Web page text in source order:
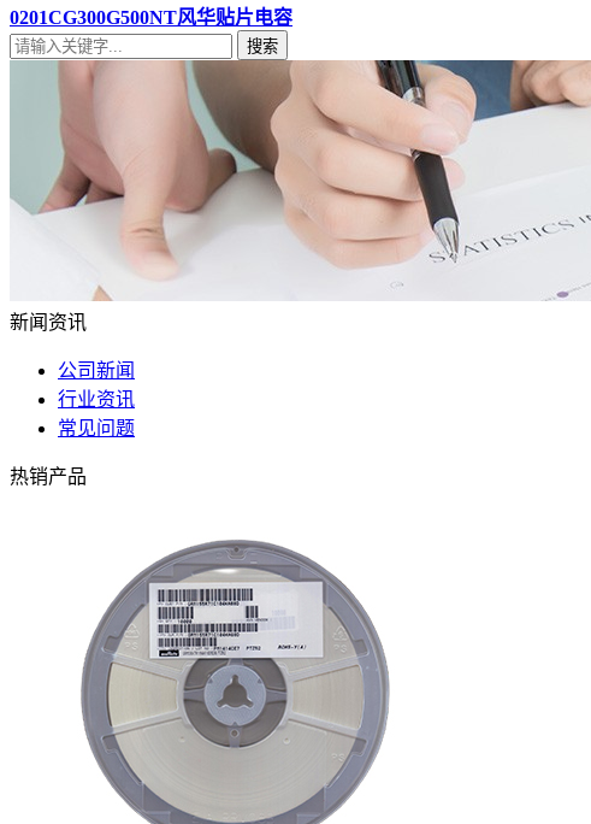
0201CG300G500NT风华贴片电容
搜索
新闻资讯
公司新闻
行业资讯
常见问题
热销产品